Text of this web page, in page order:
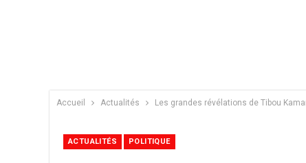
Accueil Actualités Les grandes révélations de Tibou
ACTUALITÉS POLITIQUE